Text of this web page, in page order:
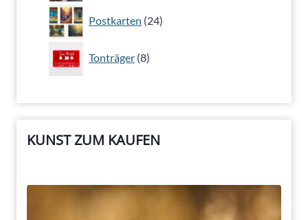
Postkarten 24
Produkte
Tonträger 8
Produkte
KUNST ZUM KAUFEN